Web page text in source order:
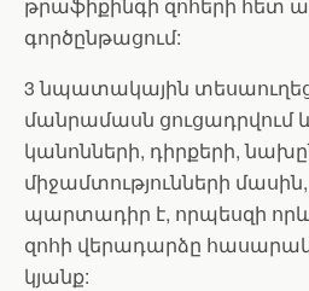
գործընթացում:
3 նպատակային
մանրամասն ցուցադրվում
կանոնների, դիրքերի,
միջամտությունների
պարտադիր է, որպեսզի
զոհի վերադարձը
կյանք: